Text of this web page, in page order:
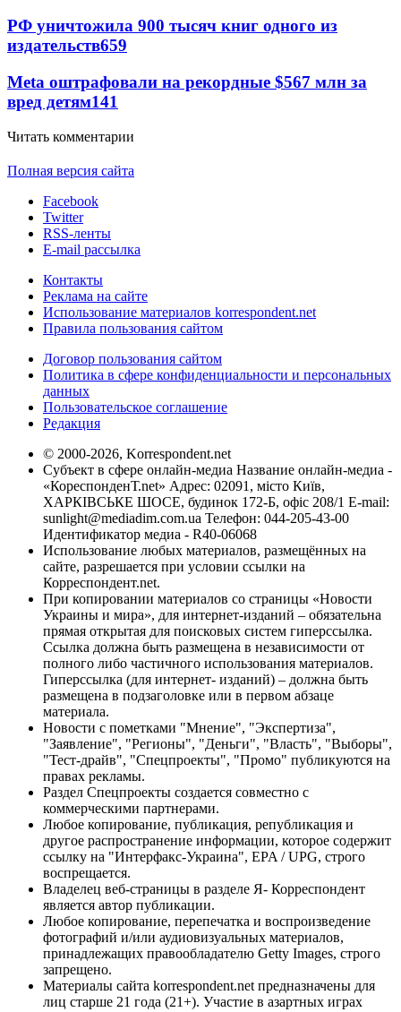
РФ уничтожила 900 тысяч книг одного из
издательств659
Meta оштрафовали на рекордные $567 млн за
вред детям141
Читать комментарии
Полная версия сайта
Facebook
Twitter
RSS-ленты
E-mail рассылка
Контакты
Реклама на сайте
Использование материалов korrespondent.net
Правила пользования сайтом
Договор пользования сайтом
Политика в сфере конфиденциальности и персональных
данных
Пользовательское соглашение
Редакция
© 2000-2026, Korrespondent.net
Субъект в сфере онлайн-медиа Название онлайн-медиа -
«КореспонденТ.net» Адрес: 02091, місто Київ,
ХАРКІВСЬКЕ ШОСЕ, будинок 172-Б, офіс 208/1 E-mail:
sunlight@mediadim.com.ua Телефон: 044-205-43-00
Идентификатор медиа - R40-06068
Использование любых материалов, размещённых на
сайте, разрешается при условии ссылки на
Корреспондент.net.
При копировании материалов со страницы «Новости
Украины и мира», для интернет-изданий – обязательна
прямая открытая для поисковых систем гиперссылка.
Ссылка должна быть размещена в независимости от
полного либо частичного использования материалов.
Гиперссылка (для интернет- изданий) – должна быть
размещена в подзаголовке или в первом абзаце
материала.
Новости с пометками "Мнение", "Экспертиза",
"Заявление", "Регионы", "Деньги", "Власть", "Выборы",
"Тест-драйв", "Спецпроекты", "Промо" публикуются на
правах рекламы.
Раздел Спецпроекты создается совместно с
коммерческими партнерами.
Любое копирование, публикация, републикация и
другое распространение информации, которое содержит
ссылку на "Интерфакс-Украина", EPA / UPG, строго
воспрещается.
Владелец веб-страницы в разделе Я- Корреспондент
является автор публикации.
Любое копирование, перепечатка и воспроизведение
фотографий и/или аудиовизуальных материалов,
принадлежащих правообладателю Getty Images, строго
запрещено.
Материалы сайта korrespondent.net предназначены для
лиц старше 21 года (21+). Участие в азартных играх